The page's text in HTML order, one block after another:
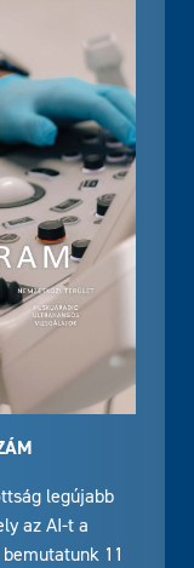
legújabb
az AI-t a
11